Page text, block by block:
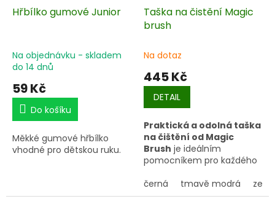
Hřbílko gumové Junior
Na objednávku - skladem
do 14 dnů
59 Kč
Do košíku
Měkké gumové hřbílko
vhodné pro dětskou ruku.
Taška na čistění Magic
brush
Na dotaz
445 Kč
DETAIL
Praktická a odolná taška
na čištění od Magic
Brush je ideálním
pomocníkem pro každého
vyrobena ze snadno
udržovatelného a pevného
černá tmavě modrá